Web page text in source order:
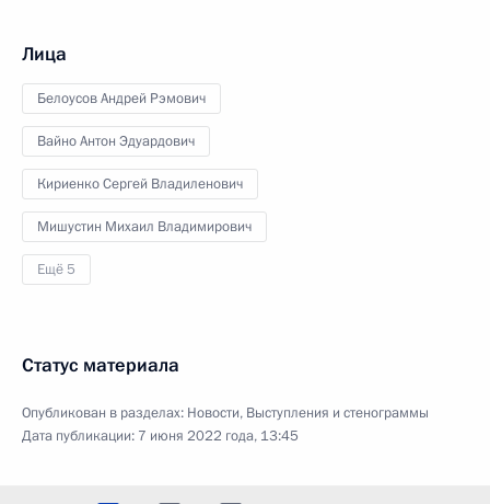
Лица
Белоусов Андрей Рэмович
Вайно Антон Эдуардович
Кириенко Сергей Владиленович
Мишустин Михаил Владимирович
Ещё 5
Статус материала
Опубликован в разделах: Новости, Выступления и стенограммы
Дата публикации: 7 июня 2022 года, 13:45